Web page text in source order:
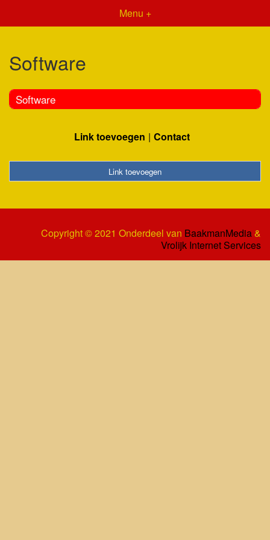
Menu +
Software
Software
Link toevoegen Contact
Link toevoegen
Copyright © 2021 Onderdeel van BaakmanMedia&
Vrolijk Internet Services